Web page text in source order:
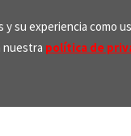
su experiencia como
nuestra política de